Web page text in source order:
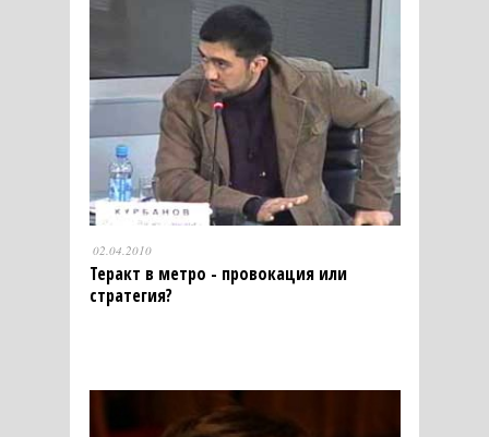
02.04.2010
Теракт в метро - провокация или
стратегия?